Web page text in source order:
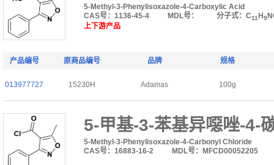
5-Methyl-3-Phenylisoxazole-4-Carboxylic Acid
CAS号：1136-45-4
MDL号： 分子式：C11H 9
上下游产品
产品编号 原商品编号 品牌 规格
013977727 15230H Adamas 100g
5-甲基-3-苯基异噁唑-4-
5-Methyl-3-Phenylisoxazole-4-Carbonyl Chloride
CAS号：16883-16-2
MDL号：MFCD00052205